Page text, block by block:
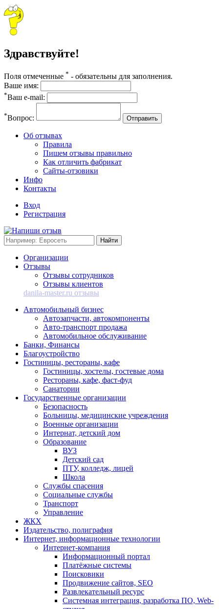
Здравствуйте!
Поля отмеченные * - обязательны для заполнения.
Ваше имя:
*Ваш e-mail:
*Вопрос: Отправить
Об отзывах
Правила
Пишем отзывы правильно
Как отличить фабрикат
Сайты-отзовики
Инфо
Контакты
Вход
Регистрация
Организации
Отзывы
Отзывы сотрудников
Отзывы клиентов
danila-master.ru отзывы
Автомобильный бизнес
Автозапчасти, автокомпоненты
Авто-транспорт продажа
Автомобильное обслуживание
Банки, Финансы
Благоустройство
Гостиницы, рестораны, кафе
Гостиницы, хостелы, гостевые дома
Рестораны, кафе, фаст-фуд
Санатории
Государственные организации
Безопасность
Больницы, медицинские учреждения
Военные организации
Интернат, детский дом
Образование
ВУЗ
Детский сад
ПТУ, колледж, лицей
Школа
Службы спасения
Социальные службы
Транспорт
Управление
ЖКХ
Издательство, полиграфия
Интернет, информационные технологии
Интернет-компания
Информационный портал
Платёжные системы
Поисковики
Продвижение сайтов, SEO
Развлекательный ресурс
Системная интеграция, разработка ПО, Web-